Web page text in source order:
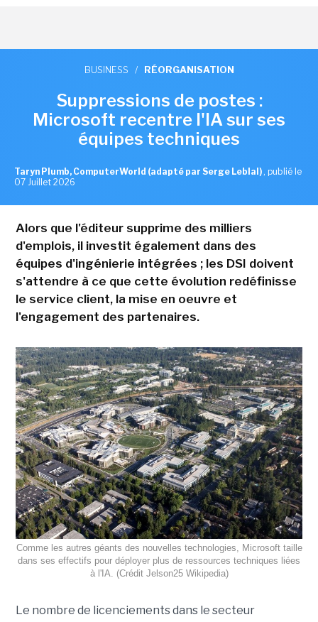
BUSINESS / RÉORGANISATION
Suppressions de postes :
Microsoft recentre l'IA sur ses
équipes techniques
Taryn Plumb, ComputerWorld (adapté par Serge Leblal) , publié le
07 Juillet 2026
Alors que l'éditeur supprime des milliers
d'emplois, il investit également dans des
équipes d'ingénierie intégrées ; les DSI doivent
s'attendre à ce que cette évolution redéfinisse
le service client, la mise en oeuvre et
l'engagement des partenaires.
Comme les autres géants des nouvelles technologies, Microsoft taille
dans ses effectifs pour déployer plus de ressources techniques liées
à l'IA. (Crédit Jelson25 Wikipedia)
Le nombre de licenciements dans le secteur